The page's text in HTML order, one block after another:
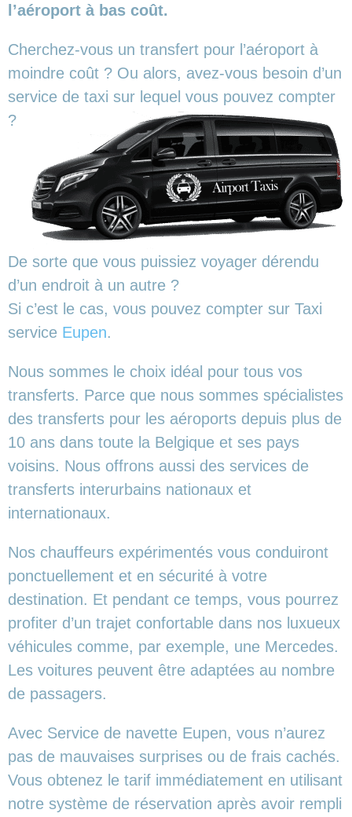
l’aéroport à bas coût.
Cherchez-vous un transfert pour l’aéroport à
moindre coût ? Ou alors, avez-vous besoin d’un
service de taxi sur lequel vous pouvez compter
?
De sorte que vous puissiez voyager dérendu
d’un endroit à un autre ?
Si c’est le cas, vous pouvez compter sur Taxi
service Eupen.
Nous sommes le choix idéal pour tous vos
transferts. Parce que nous sommes spécialistes
des transferts pour les aéroports depuis plus de
10 ans dans toute la Belgique et ses pays
voisins. Nous offrons aussi des services de
transferts interurbains nationaux et
internationaux.
Nos chauffeurs expérimentés vous conduiront
ponctuellement et en sécurité à votre
destination. Et pendant ce temps, vous pourrez
profiter d’un trajet confortable dans nos luxueux
véhicules comme, par exemple, une Mercedes.
Les voitures peuvent être adaptées au nombre
de passagers.
Avec Service de navette Eupen, vous n’aurez
pas de mauvaises surprises ou de frais cachés.
Vous obtenez le tarif immédiatement en utilisant
notre système de réservation après avoir rempli